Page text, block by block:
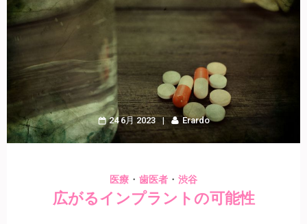
24 6月 2023 Erardo
医療 ・ 歯医者 ・ 渋谷
広がるインプラントの可能性